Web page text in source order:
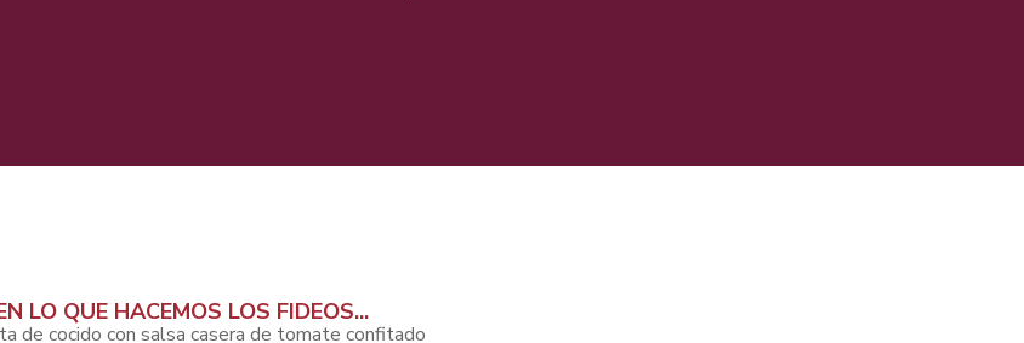
LO QUE HACEMOS LOS FIDEOS...
de cocido con salsa casera de tomate confitado